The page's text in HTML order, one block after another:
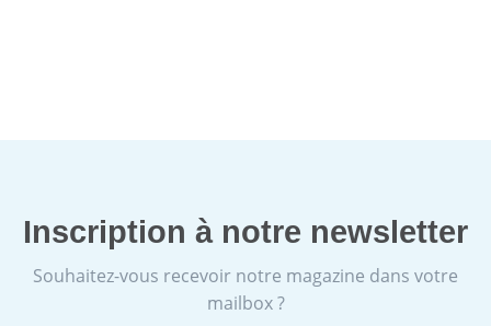
Inscription à notre newsletter
Souhaitez-vous recevoir notre magazine dans votre
mailbox ?